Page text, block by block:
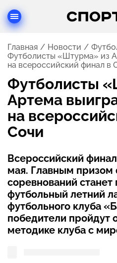
Главная Новости
Футболисты «Штурма» из
на всероссийский финал в
Футболисты
Артема
на
Сочи
Всероссийский
мая. Главным призом
соревнований станет
футбольный летний
футбольного клуба
победители пройдут
методике клуба с